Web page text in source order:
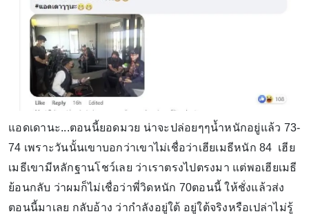
แอดเดานะ...ตอนนี้ยอดมวย น่าจะปล่อยๆๆน้ำหนักอยู่แล้ว 73-
74 เพราะวันนั้นเขาบอกว่าเขาไม่เชื่อว่าเฮียเมธีหนัก 84 เฮีย
เมธีเขามีหลักฐานโชว์เลย ว่าเราตรงไปตรงมา แต่พอเฮียเมธี
ย้อนกลับ ว่าผมก็ไม่เชื่อว่าพี่วิดหนัก 70ตอนนี้ ให้ชั่งแล้วส่ง
ตอนนี้มาเลย กลับอ้าง ว่ากำลังอยู่ใต้ อยู่ใต้จริงหรือเปล่าไม่รู้